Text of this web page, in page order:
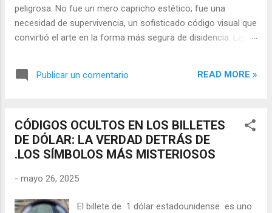
peligrosa. No fue un mero capricho estético; fue una
necesidad de supervivencia, un sofisticado código visual que
convirtió el arte en la forma más segura de disidencia. Lejos
artistas eran agentes dobles, equilibrando su necesidad de
mecenazgo real con la obligación de preservar su integridad
pintores encontraron en los símbolos, las distorsiones y los
objetos cotidianos un lenguaje cifrado capaz de eludir a los
censores y desafiar al trono. 🎭 La arquitectura del engaño
sino un objeto tridimensional y multifacético. Los pintores
de la corte eran los agentes dobles definitivos, y dominaban
Publicar un comentario READ MORE »
CÓDIGOS OCULTOS EN LOS BILLETES
DE DÓLAR: LA VERDAD DETRÁS DE
.LOS SÍMBOLOS MÁS MISTERIOSOS
- mayo 26, 2025
El billete de 1 dólar estadounidense es uno